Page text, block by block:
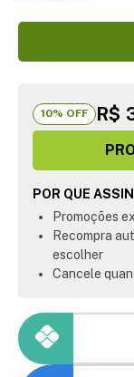
10% OFF R$
POR QUE
Promoções
Recompra
escolher
Cancele